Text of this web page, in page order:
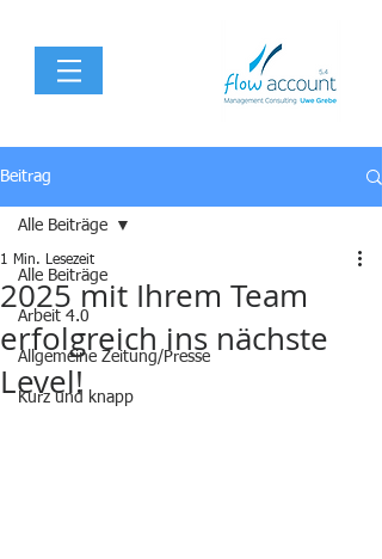
Beitrag
Alle Beiträge
Arbeit 4.0
Allgemeine Zeitung/Presse
Kurz und knapp
Alle Beiträge
2025 mit Ihrem Team
erfolgreich ins nächste
Level!
1 Min. Lesezeit